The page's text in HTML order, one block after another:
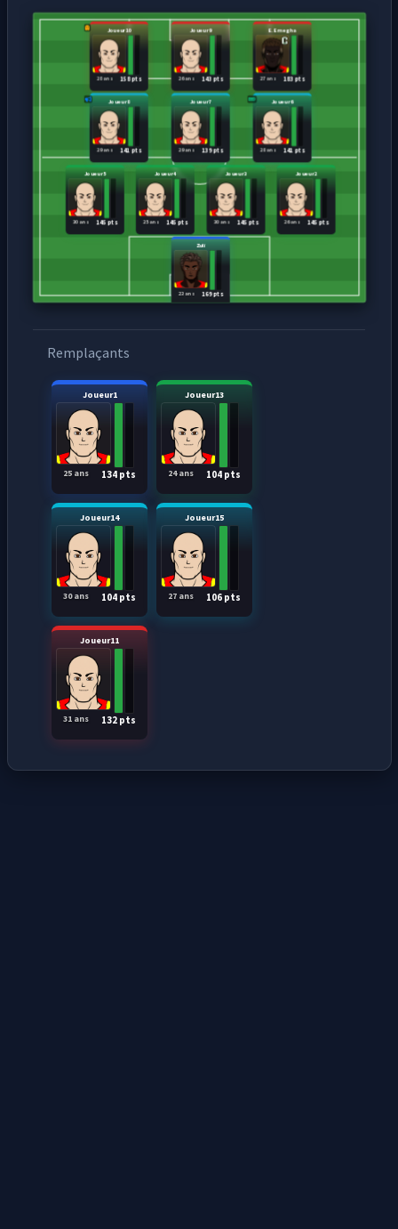
Zuli
169 pts
23 ans
Joueur5
145 pts
30 ans
Joueur4
145 pts
25 ans
Joueur3
145 pts
30 ans
Joueur2
145 pts
26 ans
Joueur8
141 pts
29 ans
Joueur7
139 pts
29 ans
Joueur6
141 pts
28 ans
Joueur10
158 pts
28 ans
Joueur9
143 pts
26 ans
E. Emegha
183 pts
27 ans
Remplaçants
Joueur1
134 pts
25 ans
Joueur13
104 pts
24 ans
Joueur14
104 pts
30 ans
Joueur15
106 pts
27 ans
Joueur11
132 pts
31 ans